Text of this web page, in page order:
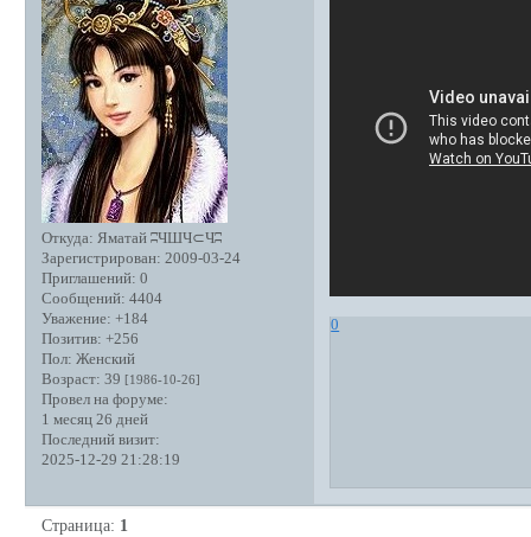
Откуда: Яматай ʭЧШЧ⊂Чʭ
Зарегистрирован: 2009-03-24
Приглашений: 0
Сообщений: 4404
Уважение: +184
Позитив: +256
Пол: Женский
Возраст: 39 [1986-10-26]
Провел на форуме:
1 месяц 26 дней
Последний визит:
2025-12-29 21:28:19
0
Страница: 1